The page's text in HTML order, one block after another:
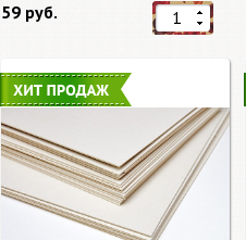
59 руб.